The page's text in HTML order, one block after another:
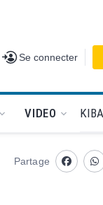
Se connecter
Se connecter
VIDEO
Partage